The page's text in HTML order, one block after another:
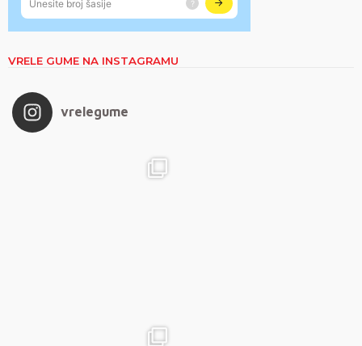
VRELE GUME NA INSTAGRAMU
vrelegume